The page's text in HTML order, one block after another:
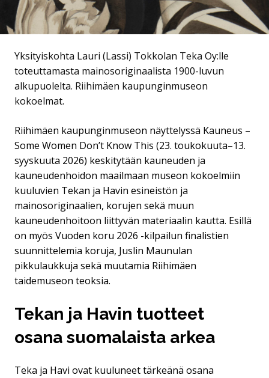
Yksityiskohta Lauri (Lassi) Tokkolan Teka Oy:lle
toteuttamasta mainosoriginaalista 1900-luvun
alkupuolelta. Riihimäen kaupunginmuseon
kokoelmat.
Riihimäen kaupunginmuseon näyttelyssä Kauneus –
Some Women Don’t Know This (23. toukokuuta–13.
syyskuuta 2026) keskitytään kauneuden ja
kauneudenhoidon maailmaan museon kokoelmiin
kuuluvien Tekan ja Havin esineistön ja
mainosoriginaalien, korujen sekä muun
kauneudenhoitoon liittyvän materiaalin kautta. Esillä
on myös Vuoden koru 2026 -kilpailun finalistien
suunnittelemia koruja, Juslin Maunulan
pikkulaukkuja sekä muutamia Riihimäen
taidemuseon teoksia.
Tekan ja Havin tuotteet
osana suomalaista arkea
Teka ja Havi ovat kuuluneet tärkeänä osana